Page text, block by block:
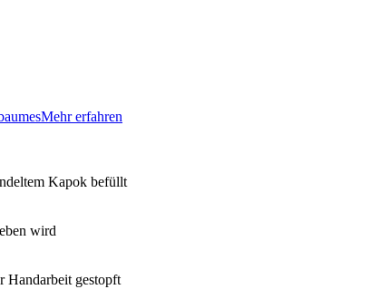
Mehr erfahren
Kapok befüllt
wird
Handarbeit gestopft